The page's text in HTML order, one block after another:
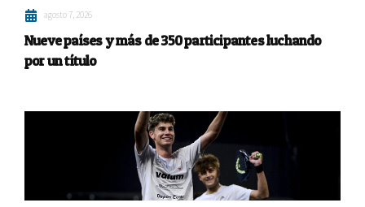
agosto 7, 2026
Nueve países y más de 350 participantes luchando
por un título